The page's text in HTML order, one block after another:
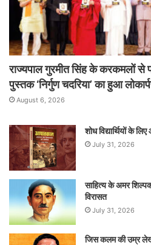
राज्यपाल गुरमीत सिंह के करकमलों से
पुस्तक ‘निर्गुण चदरिया’ का हुआ
August 6, 2026
शोध विद्यार्थियों के
July 31, 2026
साहित्य के अमर
विरासत
July 31, 2026
जिस कलम की उम्र